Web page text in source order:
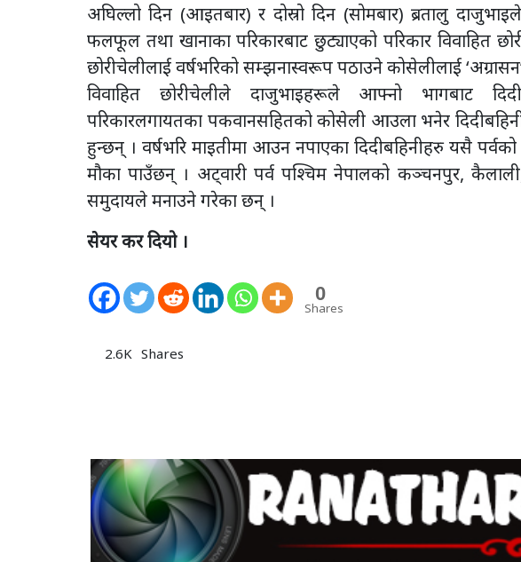
अघिल्लो दिन (आइतबार) र दोस्रो दिन (सोमबार) ब्रतालु
फलफूल तथा खानाका परिकारबाट छुट्याएको परिकार विवाहित
छोरीचेलीलाई वर्षभरिको सम्झनास्वरूप पठाउने कोसेलीलाई
विवाहित छोरीचेलीले दाजुभाइहरूले आफ्नो भागबाट
परिकारलगायतका पकवानसहितको कोसेली आउला भनेर
हुन्छन् । वर्षभरि माइतीमा आउन नपाएका दिदीबहिनीहरु यसै
मौका पाउँछन् । अट्वारी पर्व पश्चिम नेपालको कञ्चनपुर,
समुदायले मनाउने गरेका छन् ।
सेयर कर दियो ।
0
Shares
2.6K Shares